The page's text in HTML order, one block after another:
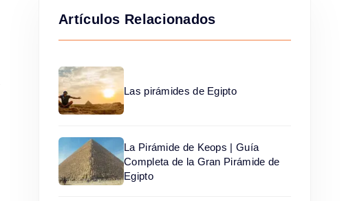
Artículos Relacionados
Las pirámides de Egipto
La Pirámide de Keops | Guía
Completa de la Gran Pirámide de
Egipto